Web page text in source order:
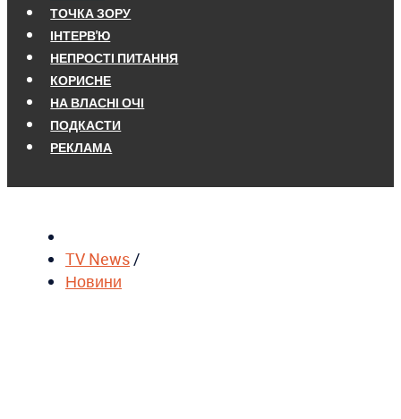
ТОЧКА ЗОРУ
ІНТЕРВ'Ю
НЕПРОСТІ ПИТАННЯ
КОРИСНЕ
НА ВЛАСНІ ОЧІ
ПОДКАСТИ
РЕКЛАМА
TV News/
Новини